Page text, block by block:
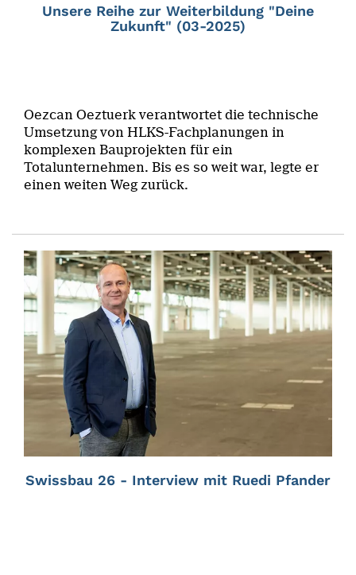
Unsere Reihe zur Weiterbildung "Deine
Zukunft" (03-2025)
Oezcan Oeztuerk verantwortet die technische
Umsetzung von HLKS-Fachplanungen in
komplexen Bauprojekten für ein
Totalunternehmen. Bis es so weit war, legte er
einen weiten Weg zurück.
Swissbau 26 - Interview mit Ruedi Pfander